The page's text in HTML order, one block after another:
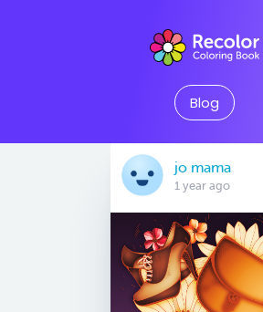
Blog
jo mama
1 year ago